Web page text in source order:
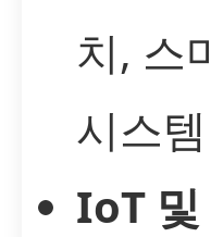
치, 스
시스템
IoT 및